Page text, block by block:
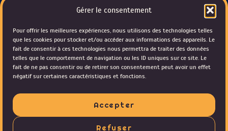
Gérer le consentement
Pour offrir les meilleures expériences, nous utilisons des technologies telles
que les cookies pour stocker et/ou accéder aux informations des appareils. Le
fait de consentir à ces technologies nous permettra de traiter des données
telles que le comportement de navigation ou les ID uniques sur ce site. Le
fait de ne pas consentir ou de retirer son consentement peut avoir un effet
négatif sur certaines caractéristiques et fonctions.
Accepter
Refuser
ME CONTACTER